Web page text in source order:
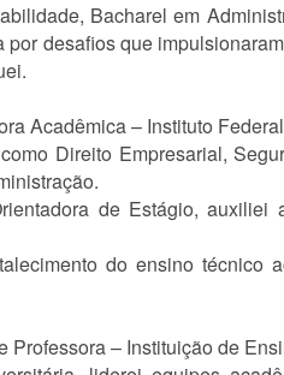
Bacharel em
por desafios que
Acadêmica – Instituto
Direito Empresarial,
de Estágio,
do ensino técnico
Professora – Instituição de